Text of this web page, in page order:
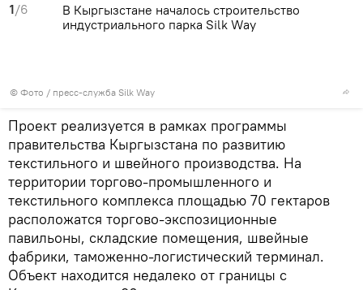
1/6
© Фото / пресс-служба Silk Way
В Кыргызстане началось строительство
индустриального парка Silk Way
Проект реализуется в рамках программы
правительства Кыргызстана по развитию
текстильного и швейного производства. На
территории торгово-промышленного и
текстильного комплекса площадью 70 гектаров
расположатся торгово-экспозиционные
павильоны, складские помещения, швейные
фабрики, таможенно-логистический терминал.
Объект находится недалеко от границы с